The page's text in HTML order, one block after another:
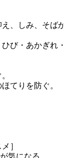
え、しみ、そば
び・あかぎれ
てりを防ぐ。
］